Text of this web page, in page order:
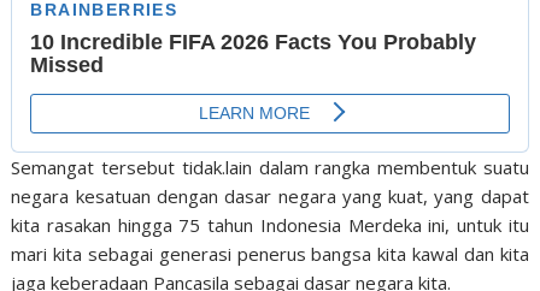
Semangat tersebut tidak.lain dalam rangka membentuk suatu
negara kesatuan dengan dasar negara yang kuat, yang dapat
kita rasakan hingga 75 tahun Indonesia Merdeka ini, untuk itu
mari kita sebagai generasi penerus bangsa kita kawal dan kita
jaga keberadaan Pancasila sebagai dasar negara kita.